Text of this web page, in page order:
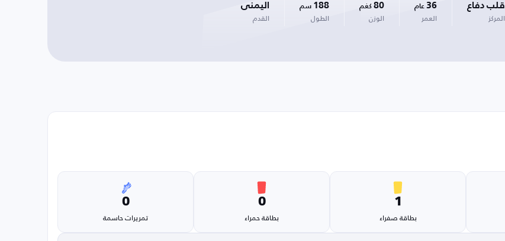
قلب دفاع
المركز
36 عام
العمر
80 كغم
الوزن
188 سم
الطول
اليمنى
القدم
1
بطاقة صفراء
0
بطاقة حمراء
0
تمريرات حاسمة